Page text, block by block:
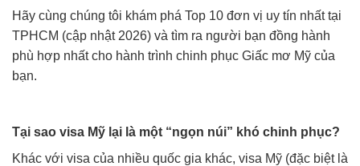
Hãy cùng chúng tôi khám phá Top 10 đơn vị uy tín nhất tại
TPHCM (cập nhật 2026) và tìm ra người bạn đồng hành
phù hợp nhất cho hành trình chinh phục Giấc mơ Mỹ của
bạn.
Tại sao visa Mỹ lại là một “ngọn núi” khó chinh phục?
Khác với visa của nhiều quốc gia khác, visa Mỹ (đặc biệt là